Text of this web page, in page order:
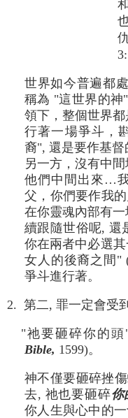
世界如今普遍都
稱為 "這世界的神
領下，整個世界
行著一場爭斗，
裔", 還是要作基
另一方，沒有中
他們中間出來…
父，你們要作我的
在你靈魂內部有
續跟隨世俗呢, 還
你在兩者中必選
女人的後裔之間"
爭斗進行著。
2. 第二, 罪一定會受
"祂要砸碎你的頭
Bible, 1599)。
神不僅要砸碎挫
去, 祂也要砸碎你
你人生與心中的